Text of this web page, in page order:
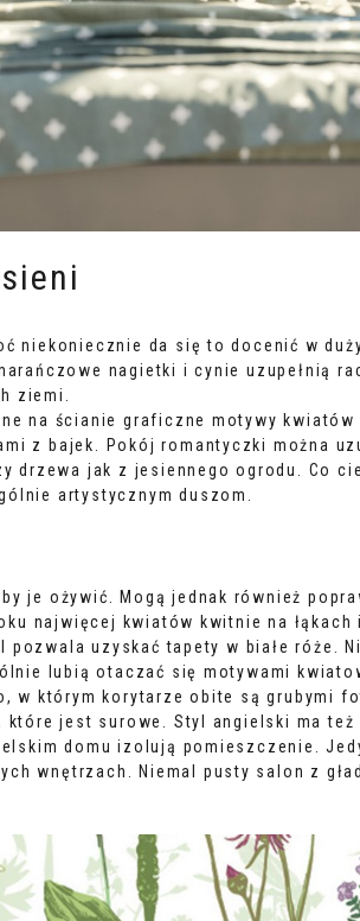
niekoniecznie da się to docenić w
nagietki i cynie uzupełnią
ziemi.
na ścianie graficzne motywy
z bajek. Pokój romantyczki można
drzewa jak z jesiennego ogrodu. Co
artystycznym duszom.
je ożywić. Mogą jednak również
najwięcej kwiatów kwitnie na łąkach
uzyskać tapety w białe róże.
lubią otaczać się motywami
w którym korytarze obite są grubymi
jest surowe. Styl angielski ma
domu izolują pomieszczenie.
wnętrzach. Niemal pusty salon z